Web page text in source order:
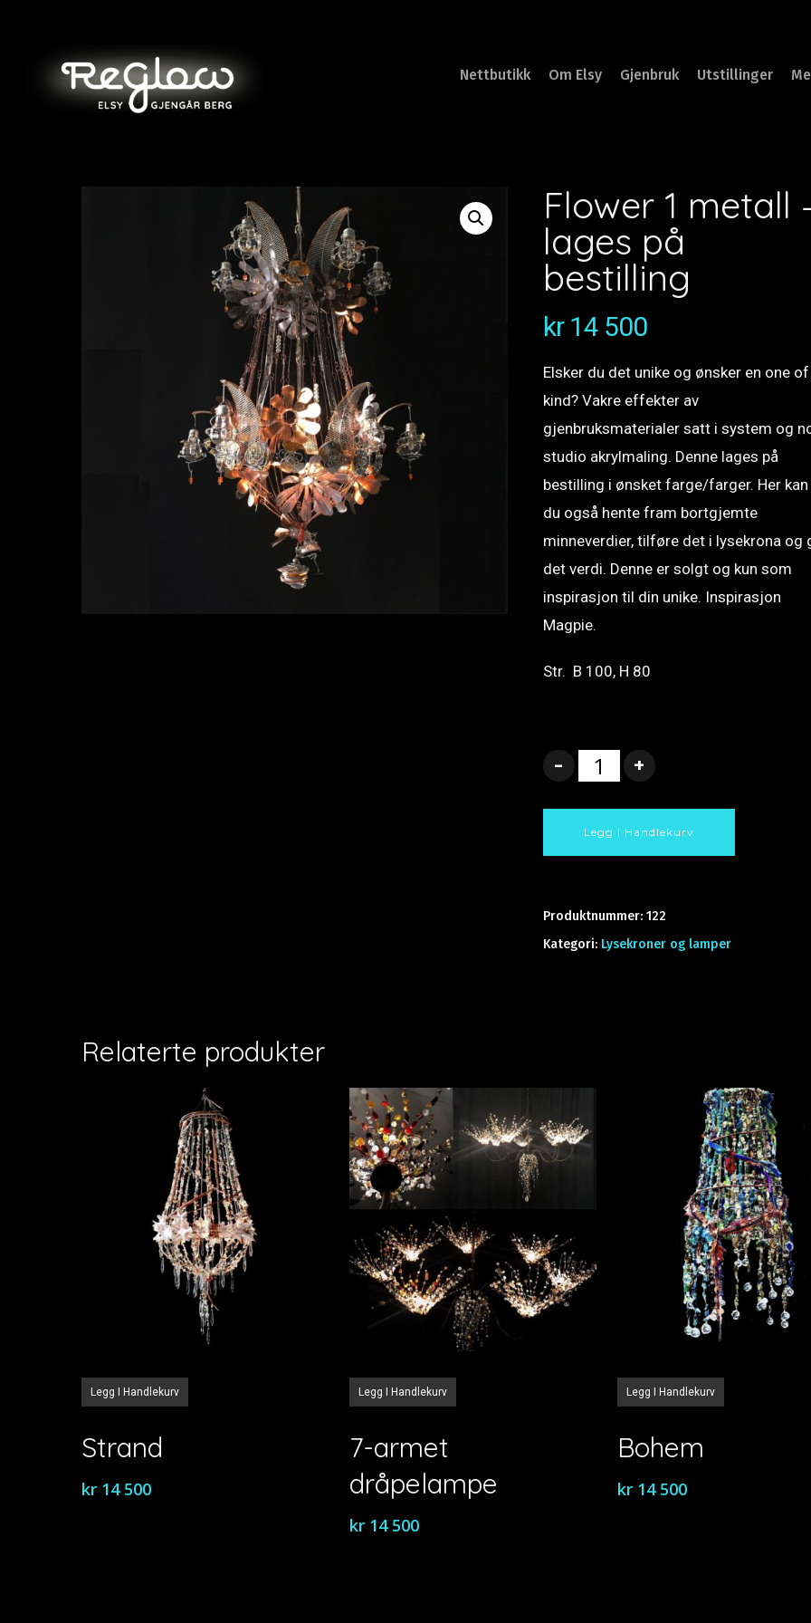
Nettbutikk Om Elsy Gjenbruk Utstillinger
Flower 1 metall
lages på
bestilling
kr14 500
Elsker du det unike og ønsker en one
kind? Vakre effekter av
gjenbruksmaterialer satt i system og
studio akrylmaling. Denne lages på
bestilling i ønsket farge/farger. Her kan
du også hente fram bortgjemte
minneverdier, tilføre det i lysekrona og
det verdi. Denne er solgt og kun som
inspirasjon til din unike. Inspirasjon
Magpie.
Str. B 100, H 80
Legg I Handlekurv
Produktnummer: 122
Kategori: Lysekroner og lamper
Relaterte produkter
Legg I Handlekurv
Strand
kr 14 500
Legg I Handlekurv
7-armet
dråpelampe
kr 14 500
Legg I Handlekurv
Bohem
kr 14 500